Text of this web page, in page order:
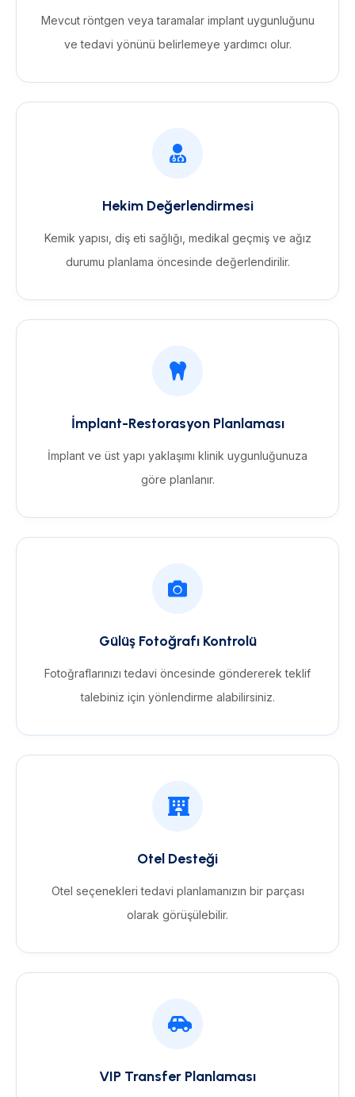
Mevcut röntgen veya taramalar implant uygunluğunu
ve tedavi yönünü belirlemeye yardımcı olur.
Hekim Değerlendirmesi
Kemik yapısı, diş eti sağlığı, medikal geçmiş ve ağız
durumu planlama öncesinde değerlendirilir.
İmplant-Restorasyon Planlaması
İmplant ve üst yapı yaklaşımı klinik uygunluğunuza
göre planlanır.
Gülüş Fotoğrafı Kontrolü
Fotoğraflarınızı tedavi öncesinde göndererek teklif
talebiniz için yönlendirme alabilirsiniz.
Otel Desteği
Otel seçenekleri tedavi planlamanızın bir parçası
olarak görüşülebilir.
VIP Transfer Planlaması